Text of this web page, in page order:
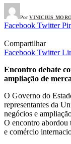
Por VINICIUS
Facebook Twitter
Compartilhar
Facebook Twitter
Encontro debate
ampliação de
O Governo do
representantes da
negócios e
O encontro abordou
e comércio